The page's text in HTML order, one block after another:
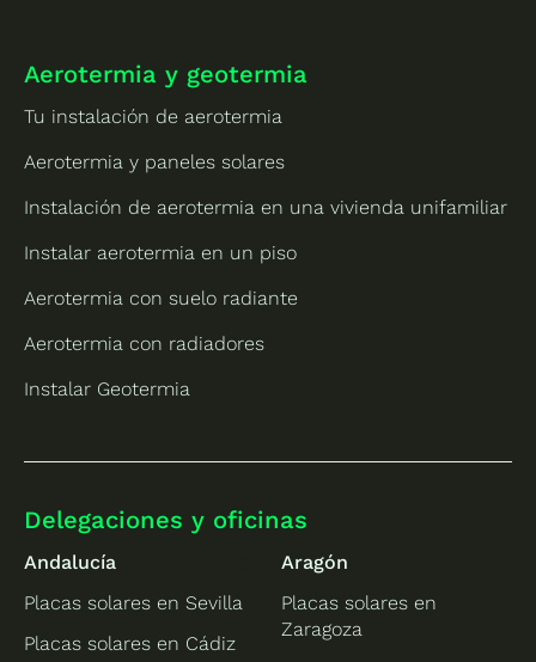
Aerotermia y geotermia
Tu instalación de aerotermia
Aerotermia y paneles solares
Instalación de aerotermia en una vivienda unifamiliar
Instalar aerotermia en un piso
Aerotermia con suelo radiante
Aerotermia con radiadores
Instalar Geotermia
Delegaciones y oficinas
Andalucía
Placas solares en Sevilla
Placas solares en Cádiz
Aragón
Placas solares en
Zaragoza